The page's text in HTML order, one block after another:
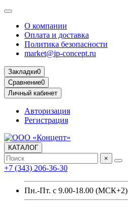
О компании
Оплата и доставка
Политика безопасности
market@ip-concept.ru
Закладки0
Сравнение0
Личный кабинет
Авторизация
Регистрация
КАТАЛОГ
×
+7 (343) 206-36-30
Пн.-Пт. с 9.00-18.00 (МСК+2)